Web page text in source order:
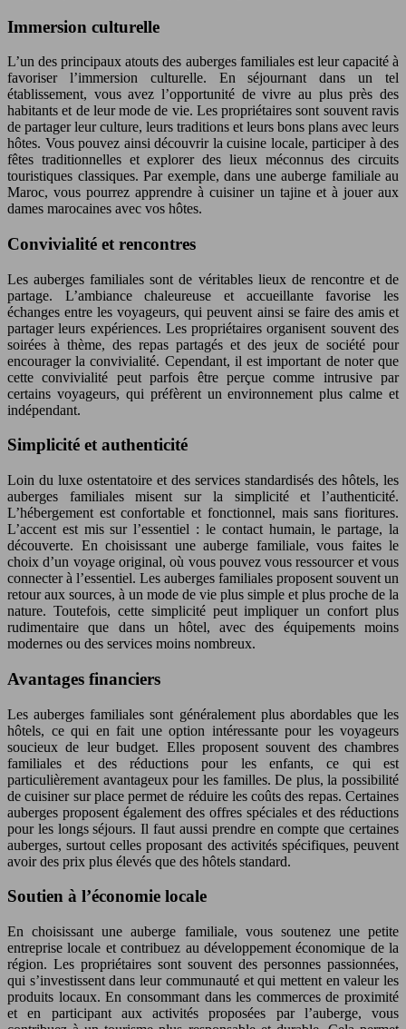
Immersion culturelle
L’un des principaux atouts des auberges familiales est leur capacité à
favoriser l’immersion culturelle. En séjournant dans un tel
établissement, vous avez l’opportunité de vivre au plus près des
habitants et de leur mode de vie. Les propriétaires sont souvent ravis
de partager leur culture, leurs traditions et leurs bons plans avec leurs
hôtes. Vous pouvez ainsi découvrir la cuisine locale, participer à des
fêtes traditionnelles et explorer des lieux méconnus des circuits
touristiques classiques. Par exemple, dans une auberge familiale au
Maroc, vous pourrez apprendre à cuisiner un tajine et à jouer aux
dames marocaines avec vos hôtes.
Convivialité et rencontres
Les auberges familiales sont de véritables lieux de rencontre et de
partage. L’ambiance chaleureuse et accueillante favorise les
échanges entre les voyageurs, qui peuvent ainsi se faire des amis et
partager leurs expériences. Les propriétaires organisent souvent des
soirées à thème, des repas partagés et des jeux de société pour
encourager la convivialité. Cependant, il est important de noter que
cette convivialité peut parfois être perçue comme intrusive par
certains voyageurs, qui préfèrent un environnement plus calme et
indépendant.
Simplicité et authenticité
Loin du luxe ostentatoire et des services standardisés des hôtels, les
auberges familiales misent sur la simplicité et l’authenticité.
L’hébergement est confortable et fonctionnel, mais sans fioritures.
L’accent est mis sur l’essentiel : le contact humain, le partage, la
découverte. En choisissant une auberge familiale, vous faites le
choix d’un voyage original, où vous pouvez vous ressourcer et vous
connecter à l’essentiel. Les auberges familiales proposent souvent un
retour aux sources, à un mode de vie plus simple et plus proche de la
nature. Toutefois, cette simplicité peut impliquer un confort plus
rudimentaire que dans un hôtel, avec des équipements moins
modernes ou des services moins nombreux.
Avantages financiers
Les auberges familiales sont généralement plus abordables que les
hôtels, ce qui en fait une option intéressante pour les voyageurs
soucieux de leur budget. Elles proposent souvent des chambres
familiales et des réductions pour les enfants, ce qui est
particulièrement avantageux pour les familles. De plus, la possibilité
de cuisiner sur place permet de réduire les coûts des repas. Certaines
auberges proposent également des offres spéciales et des réductions
pour les longs séjours. Il faut aussi prendre en compte que certaines
auberges, surtout celles proposant des activités spécifiques, peuvent
avoir des prix plus élevés que des hôtels standard.
Soutien à l’économie locale
En choisissant une auberge familiale, vous soutenez une petite
entreprise locale et contribuez au développement économique de la
région. Les propriétaires sont souvent des personnes passionnées,
qui s’investissent dans leur communauté et qui mettent en valeur les
produits locaux. En consommant dans les commerces de proximité
et en participant aux activités proposées par l’auberge, vous